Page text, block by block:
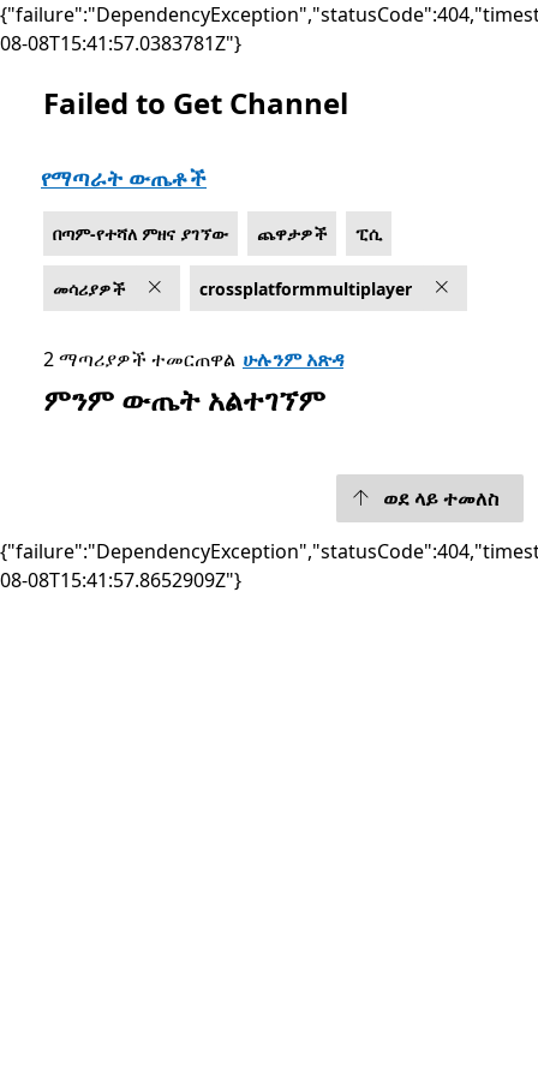
08-08T15:41:57.0383781Z"}
List Microsoft.com
Failed to Get Channel
የማጣራት ውጤቶች
በጣም-የተሻለ ምዘና ያገኘው ጨዋታዎች ፒሲ
መሳሪያዎች crossplatformmultiplayer
2 ማጣሪያዎች ተመርጠዋል ሁሉንም አጽዳ
ምንም ውጤት አልተገኘም
ወደ ላይ ተመለስ
08-08T15:41:57.8652909Z"}